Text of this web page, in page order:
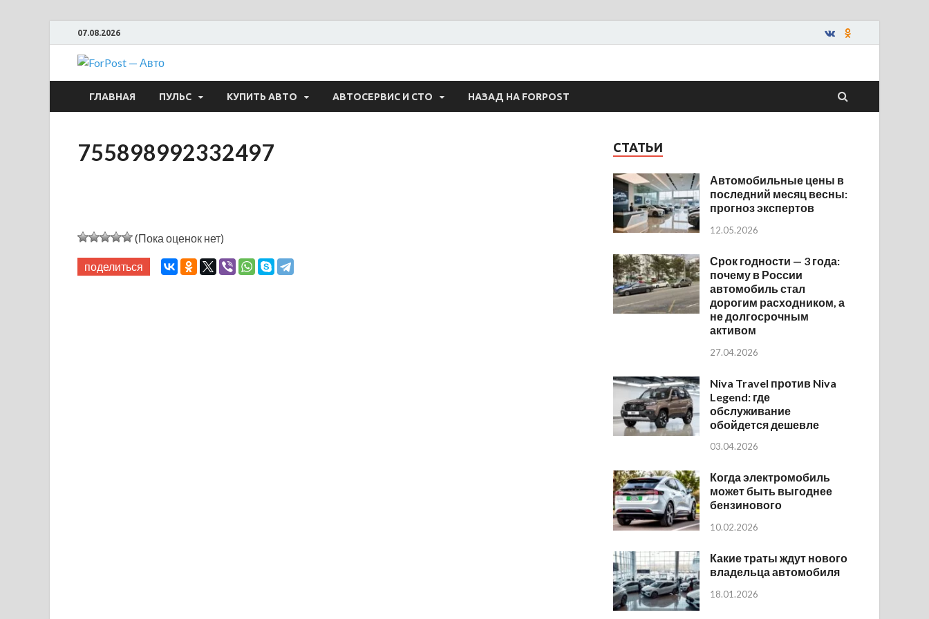
07.08.2026
ForPost — Авто
ГЛАВНАЯ ПУЛЬС КУПИТЬ АВТО АВТОСЕРВИС И СТО НАЗАД НА FORPOST
755898992332497
(Пока оценок нет)
поделиться
СТАТЬИ
Автомобильные цены в
последний месяц весны:
прогноз экспертов
12.05.2026
Срок годности — 3 года:
почему в России
автомобиль стал
дорогим расходником, а
не долгосрочным
активом
27.04.2026
Niva Travel против Niva
Legend: где
обслуживание
обойдется дешевле
03.04.2026
Когда электромобиль
может быть выгоднее
бензинового
10.02.2026
Какие траты ждут нового
владельца автомобиля
18.01.2026